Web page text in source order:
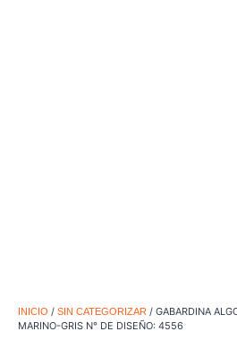
INICIO / SIN CATEGORIZAR / GABARDINA
MARINO-GRIS N° DE DISEÑO: 4556